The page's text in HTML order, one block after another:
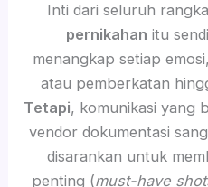
Inti dari seluruh
pernikahan itu
menangkap setiap
atau pemberkatan
Tetapi, komunikasi yang
vendor dokumentasi
disarankan untuk
penting (must-have